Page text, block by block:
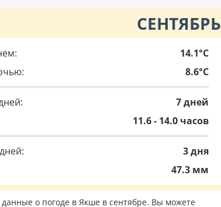
СЕНТЯБРЬ
14.1°C
8.6°C
7 дней
11.6 - 14.0 часов
3 дня
47.3 мм
о погоде в Якше в сентябре. Вы можете